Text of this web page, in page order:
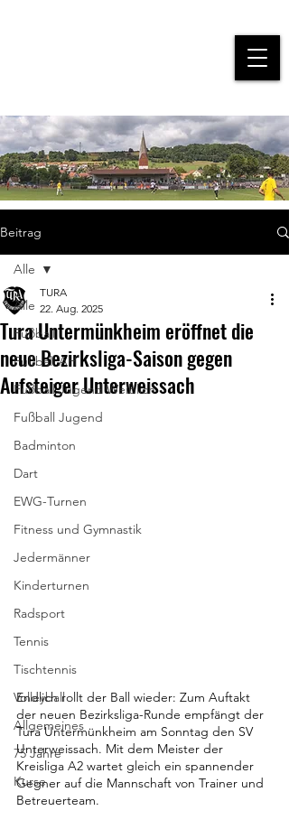
Beitrag
Alle
Fußball
Fußball AH
Fußball Jugend Weiblich
Fußball Jugend
Badminton
Dart
EWG-Turnen
Fitness und Gymnastik
Jedermänner
Kinderturnen
Radsport
Tennis
Tischtennis
Volleyball
Allgemeines
75 Jahre
Kurse
Alle
Tura Untermünkheim eröffnet die
neue Bezirksliga-Saison gegen
Aufsteiger Unterweissach
TURA
22. Aug. 2025
Endlich rollt der Ball wieder: Zum Auftakt
der neuen Bezirksliga-Runde empfängt der
Tura Untermünkheim am Sonntag den SV
Unterweissach. Mit dem Meister der
Kreisliga A2 wartet gleich ein spannender
Gegner auf die Mannschaft von Trainer und
Betreuerteam.